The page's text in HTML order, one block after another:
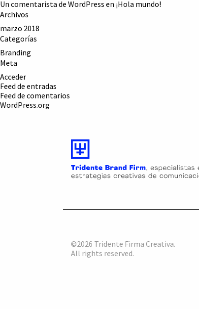
Un comentarista de WordPress en ¡Hola mundo!
Archivos
marzo 2018
Categorías
Branding
Meta
Acceder
Feed de entradas
Feed de comentarios
WordPress.org
©2026 Tridente Firma Creativa.
All rights reserved.